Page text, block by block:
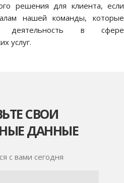
решения для клиента, если
нашей команды, которые
деятельность в сфере
услуг.
СВОИ
ДАННЫЕ
с вами сегодня